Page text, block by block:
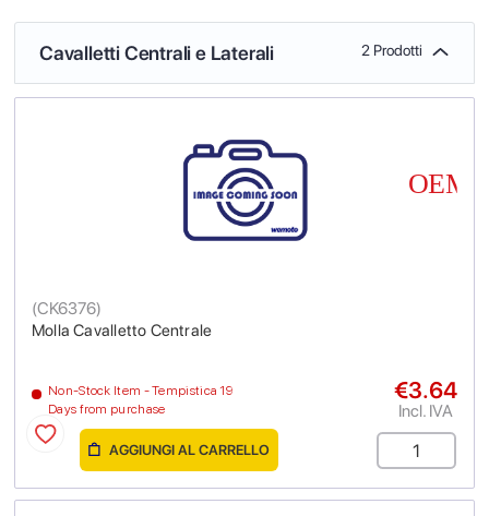
Cavalletti Centrali e Laterali 2 Prodotti
Molla Cavalletto Centrale
(CK6376)
Non-Stock Item - Tempistica 19
Days from purchase
€3.64
Incl. IVA
AGGIUNGI AL CARRELLO